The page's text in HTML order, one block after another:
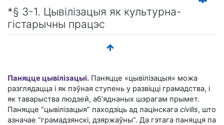
*§ 3-1. Цывілізацыя як культурна-
гістарычны працэс
Паняцце цывілізацыі. Паняцце «цывілізацыя» можа
разглядацца і як пэўная ступень у развіцці грамадства, і
як таварыства людзей, аб’яднаных шэрагам прымет.
Паняцце “цывілізацыя” паходзіць ад лацінскага civilis, што
азначае “грамадзянскі, дзяржаўны”. Да гэтага паняцця па